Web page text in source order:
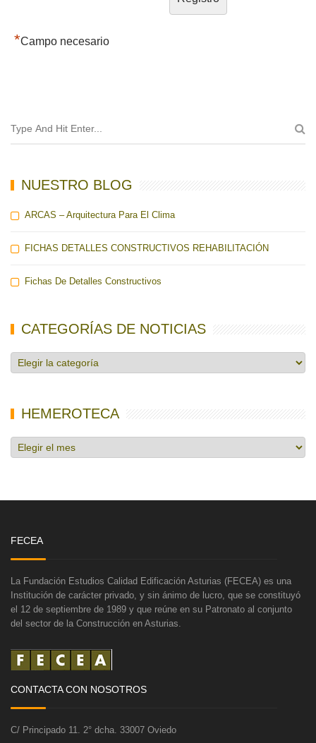
*Campo necesario
NUESTRO BLOG
ARCAS – Arquitectura Para El Clima
FICHAS DETALLES CONSTRUCTIVOS REHABILITACIÓN
Fichas De Detalles Constructivos
CATEGORÍAS DE NOTICIAS
Categorías
de
HEMEROTECA
Hemeroteca
FECEA
La Fundación Estudios Calidad Edificación Asturias (FECEA) es una
Institución de carácter privado, y sin ánimo de lucro, que se constituyó
el 12 de septiembre de 1989 y que reúne en su Patronato al conjunto
del sector de la Construcción en Asturias.
CONTACTA CON NOSOTROS
C/ Principado 11. 2° dcha. 33007 Oviedo